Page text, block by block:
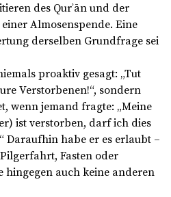
des Qurʾān und der
Almosenspende. Eine
derselben Grundfrage sei
Verstorbenen!“, sondern
wenn jemand fragte: „Meine
ist verstorben, darf ich dies
Daraufhin habe er es erlaubt –
Fasten oder
hingegen auch keine anderen